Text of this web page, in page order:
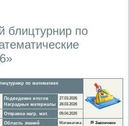
блицтурнир по
по математике
Подведение итогов
Наградные материалы
27.03.2026
28.03.2026
Отправка нагр. мат. 09.04.2026
Область знаний Математика 🏁 Закончено